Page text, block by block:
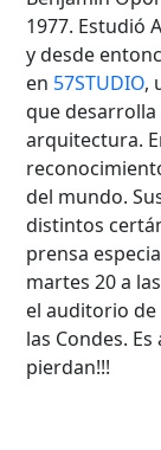
1977. Estudió
y desde
en 57STUDIO,
que desarrolla
arquitectura.
del mundo.
distintos
prensa
martes 20 a
el auditorio de
las Condes.
pierdan!!!
Carrera
Palabra